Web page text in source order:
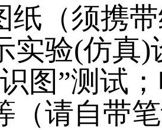
纸（须携
实验(仿真)
图”测试
（请自带